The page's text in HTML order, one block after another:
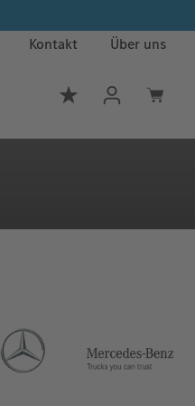
Kontakt Über uns
Du hast 0